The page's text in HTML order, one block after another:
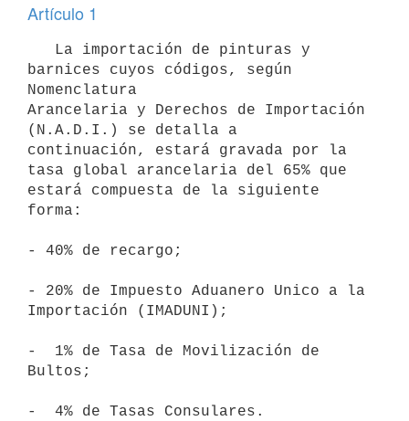
Artículo 1
barnices cuyos códigos, según
Nomenclatura
Arancelaria y Derechos de Importación
(N.A.D.I.) se detalla a
continuación, estará gravada por la
tasa global arancelaria del 65% que
estará compuesta de la siguiente
forma:
- 40% de recargo;
- 20% de Impuesto Aduanero Unico a la
Importación (IMADUNI);
-  1% de Tasa de Movilización de
Bultos;
-  4% de Tasas Consulares.